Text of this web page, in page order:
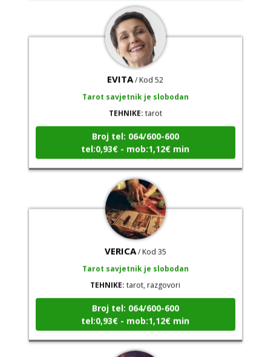
EVITA/ Kod 52
Tarot savjetnik je slobodan
TEHNIKE: tarot
tel:0,93€ - mob:1,12€ min
VERICA/ Kod 35
Tarot savjetnik je slobodan
TEHNIKE:tarot, razgovori
Broj tel: 064/600-600
tel:0,93€ - mob:1,12€ min